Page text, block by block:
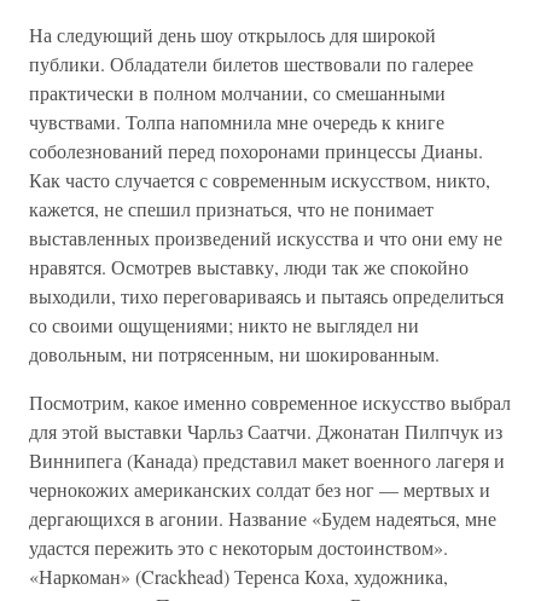
На следующий день шоу открылось для широкой
публики. Обладатели билетов шествовали по галерее
практически в полном молчании, со смешанными
чувствами. Толпа напомнила мне очередь к книге
соболезнований перед похоронами принцессы Дианы.
Как часто случается с современным искусством, никто,
кажется, не спешил признаться, что не понимает
выставленных произведений искусства и что они ему не
нравятся. Осмотрев выставку, люди так же спокойно
выходили, тихо переговариваясь и пытаясь определиться
со своими ощущениями; никто не выглядел ни
довольным, ни потрясенным, ни шокированным.
Посмотрим, какое именно современное искусство выбрал
для этой выставки Чарльз Саатчи. Джонатан Пилпчук из
Виннипега (Канада) представил макет военного лагеря и
чернокожих американских солдат без ног — мертвых и
дергающихся в агонии. Название «Будем надеяться, мне
удастся пережить это с некоторым достоинством».
«Наркоман» (Crackhead) Теренса Коха, художника,